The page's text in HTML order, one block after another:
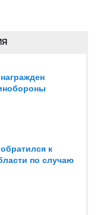
к
по случаю